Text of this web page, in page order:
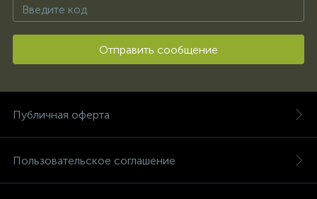
Отправить сообщение
Публичная оферта
Пользовательское соглашение